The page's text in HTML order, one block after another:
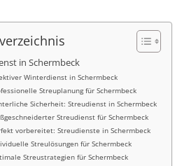
in Schermbeck
Winterdienst in Schermbeck
Streuplanung für Schermbeck
Sicherheit: Streudienst in Schermbeck
Streudienst für Schermbeck
vorbereitet: Streudienste in Schermbeck
Streulösungen für Schermbeck
Streustrategien für Schermbeck